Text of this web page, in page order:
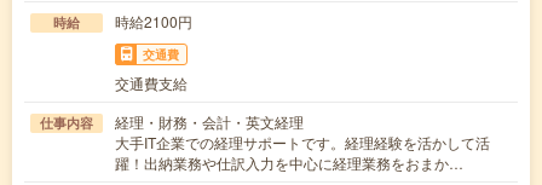
時給 時給2100円
交通費
交通費支給
仕事内容
経理・財務・会計・英文経理
大手IT企業での経理サポートです。経理経験を活かして活
躍！出納業務や仕訳入力を中心に経理業務をおまか…